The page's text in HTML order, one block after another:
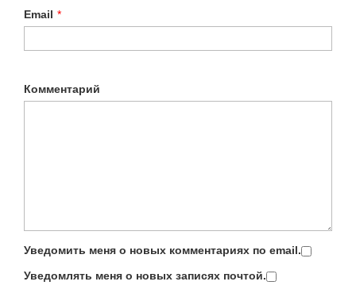
Email *
Комментарий
Уведомить меня о новых комментариях по email.
Уведомлять меня о новых записях почтой.